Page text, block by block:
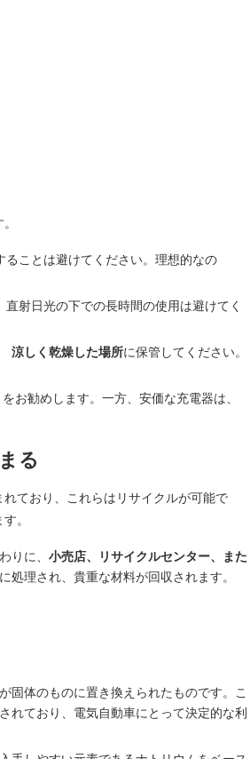
ことは避けてください。理想的なの
直射日光の下での長時間の使用は避けてく
涼しく乾燥した場所に保管してください。
お勧めします。一方、安価な充電器は、
る
ており、これらはリサイクルが可能で
。
りに、 小売店、リサイクルセンター、また
理され、貴重な材料が回収されます。
固体のものに置き換えられたものです。こ
れており、電気自動車にとって決定的な利